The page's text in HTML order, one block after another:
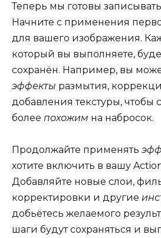
Теперь мы готовы записывать
Начните с применения
для вашего изображения.
который вы выполняете,
сохранён. Например, вы
эффекты размытия,
добавления текстуры, чтобы
более похожим на набросок.
Продолжайте применять
хотите включить в вашу
Добавляйте новые слои,
корректировки и другие
добьётесь желаемого
шаги будут сохраняться и